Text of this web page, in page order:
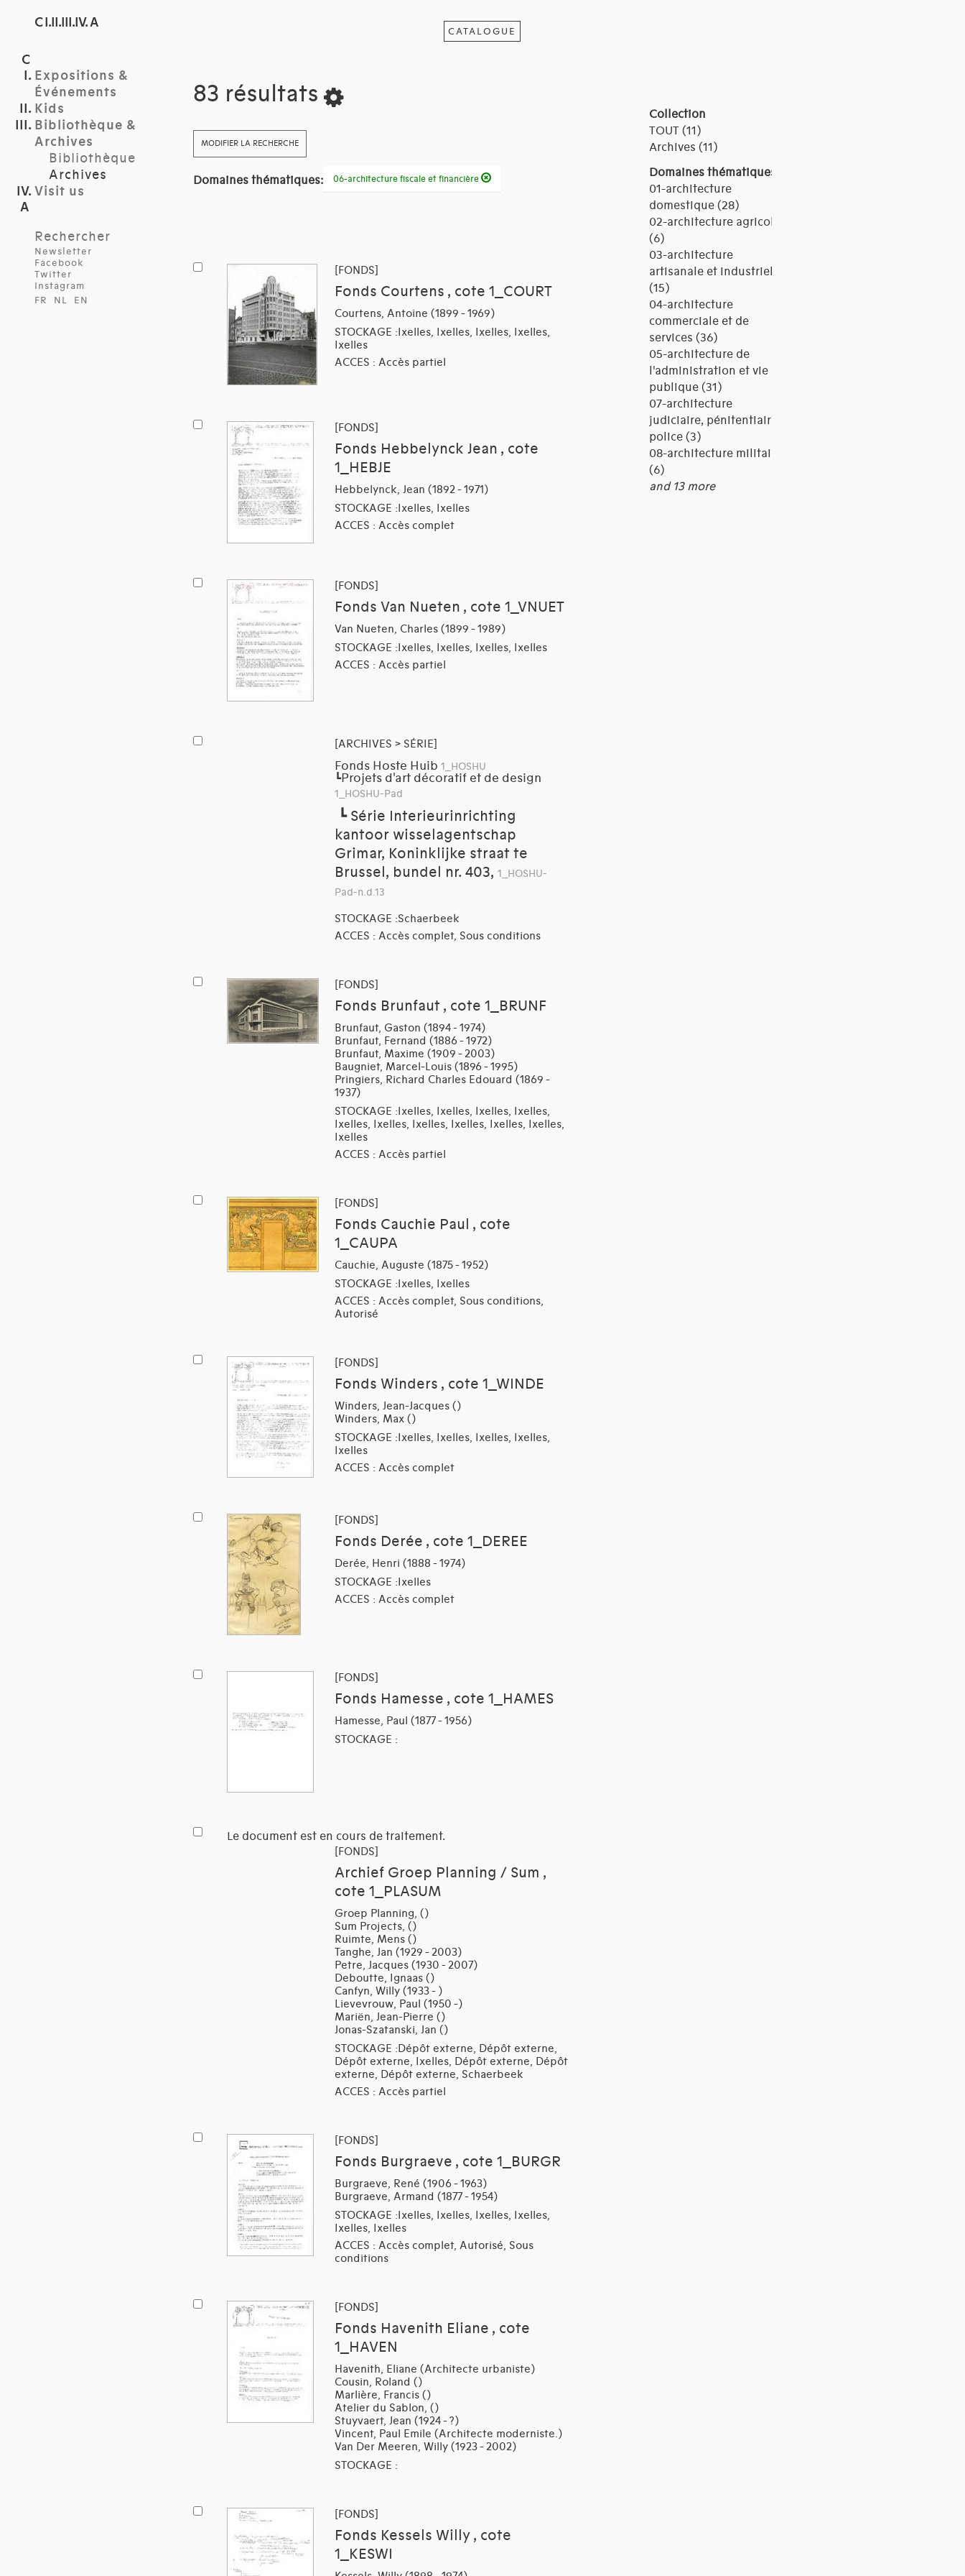
C I.II.III.IV. A
Expositions &
Événements
Kids
Bibliothèque &
Archives
Bibliothèque
Archives
Visit us
Rechercher
Newsletter
Facebook
Twitter
Instagram
FR
NL EN
CATALOGUE
83 résultats
MODIFIER LA RECHERCHE
Domaines thématiques: 06-architecture fiscale et financière
[FONDS]
Fonds Courtens , cote 1_COURT
Courtens, Antoine (1899 - 1969)
STOCKAGE :Ixelles, Ixelles, Ixelles, Ixelles,
Ixelles
ACCES : Accès partiel
[FONDS]
Fonds Hebbelynck Jean , cote
1_HEBJE
Hebbelynck, Jean (1892 - 1971)
STOCKAGE :Ixelles, Ixelles
ACCES : Accès complet
[FONDS]
Fonds Van Nueten , cote 1_VNUET
Van Nueten, Charles (1899 - 1989)
STOCKAGE :Ixelles, Ixelles, Ixelles, Ixelles
ACCES : Accès partiel
[ARCHIVES > SÉRIE]
Fonds Hoste Huib 1_HOSHU
┗Projets d'art décoratif et de design
1_HOSHU-Pad
┗ Série Interieurinrichting
kantoor wisselagentschap
Grimar, Koninklijke straat te
Brussel, bundel nr. 403, 1_HOSHU-
Pad-n.d.13
STOCKAGE :Schaerbeek
ACCES : Accès complet, Sous conditions
[FONDS]
Fonds Brunfaut , cote 1_BRUNF
Brunfaut, Gaston (1894 - 1974)
Brunfaut, Fernand (1886 - 1972)
Brunfaut, Maxime (1909 - 2003)
Baugniet, Marcel-Louis (1896 - 1995)
Pringiers, Richard Charles Edouard (1869 -
1937)
STOCKAGE :Ixelles, Ixelles, Ixelles, Ixelles,
Ixelles, Ixelles, Ixelles, Ixelles, Ixelles, Ixelles,
Ixelles
ACCES : Accès partiel
[FONDS]
Fonds Cauchie Paul , cote
1_CAUPA
Cauchie, Auguste (1875 - 1952)
STOCKAGE :Ixelles, Ixelles
ACCES : Accès complet, Sous conditions,
Autorisé
[FONDS]
Fonds Winders , cote 1_WINDE
Winders, Jean-Jacques ()
Winders, Max ()
STOCKAGE :Ixelles, Ixelles, Ixelles, Ixelles,
Ixelles
ACCES : Accès complet
[FONDS]
Fonds Derée , cote 1_DEREE
Derée, Henri (1888 - 1974)
STOCKAGE :Ixelles
ACCES : Accès complet
[FONDS]
Fonds Hamesse , cote 1_HAMES
Hamesse, Paul (1877 - 1956)
STOCKAGE :
Le document est en cours de traitement.
[FONDS]
Archief Groep Planning / Sum ,
cote 1_PLASUM
Groep Planning, ()
Sum Projects, ()
Ruimte, Mens ()
Tanghe, Jan (1929 - 2003)
Petre, Jacques (1930 - 2007)
Deboutte, Ignaas ()
Canfyn, Willy (1933 - )
Lievevrouw, Paul (1950 -)
Mariën, Jean-Pierre ()
Jonas-Szatanski, Jan ()
STOCKAGE :Dépôt externe, Dépôt externe,
Dépôt externe, Ixelles, Dépôt externe, Dépôt
externe, Dépôt externe, Schaerbeek
ACCES : Accès partiel
[FONDS]
Fonds Burgraeve , cote 1_BURGR
Burgraeve, René (1906 - 1963)
Burgraeve, Armand (1877 - 1954)
STOCKAGE :Ixelles, Ixelles, Ixelles, Ixelles,
Ixelles, Ixelles
ACCES : Accès complet, Autorisé, Sous
conditions
[FONDS]
Fonds Havenith Eliane , cote
1_HAVEN
Havenith, Eliane (Architecte urbaniste)
Cousin, Roland ()
Marlière, Francis ()
Atelier du Sablon, ()
Stuyvaert, Jean (1924 - ?)
Vincent, Paul Emile (Architecte moderniste.)
Van Der Meeren, Willy (1923 - 2002)
STOCKAGE :
[FONDS]
Fonds Kessels Willy , cote
1_KESWI
Collection
TOUT (11)
Archives (11)
Domaines thématiques
01-architecture
domestique (28)
02-architecture agricole
(6)
03-architecture
artisanale et industrielle
(15)
04-architecture
commerciale et de
services (36)
05-architecture de
l'administration et vie
publique (31)
07-architecture
judiciaire, pénitentiaire,
police (3)
08-architecture militaire
(6)
and 13 more